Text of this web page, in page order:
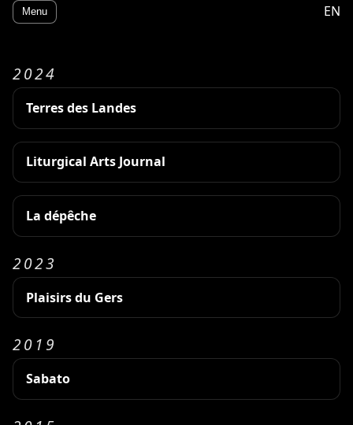
Menu EN
2024
Terres des Landes
Liturgical Arts Journal
La dépêche
2023
Plaisirs du Gers
2019
Sabato